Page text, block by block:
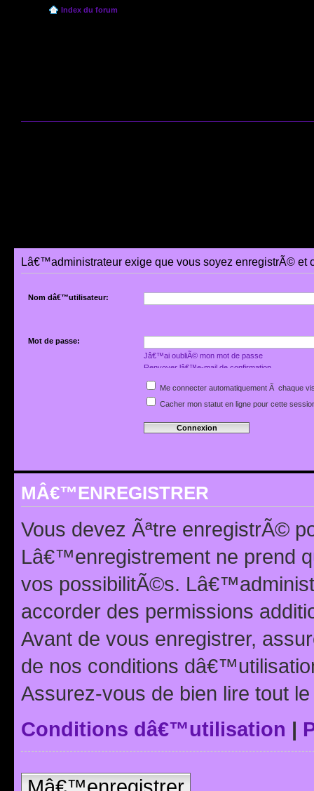
Index du forum
Lâ€™administrateur exige que vous soyez enregistrÃ©
Nom dâ€™utilisateur:
Mot de passe:
Jâ€™ai oubliÃ© mon mot de passe
Renvoyer lâ€™e-mail de confirmation
Me connecter automatiquement Ã chaque
Cacher mon statut en ligne pour cette
MÂ€™ENREGISTRER
Vous devez Ãªtre enregistrÃ©
Lâ€™enregistrement ne prend
vos possibilitÃ©s.
accorder des permissions
Avant de vous enregistrer,
de nos conditions
Assurez-vous de bien lire tout
Conditions dâ€™utilisation |
Mâ€™enregistrer